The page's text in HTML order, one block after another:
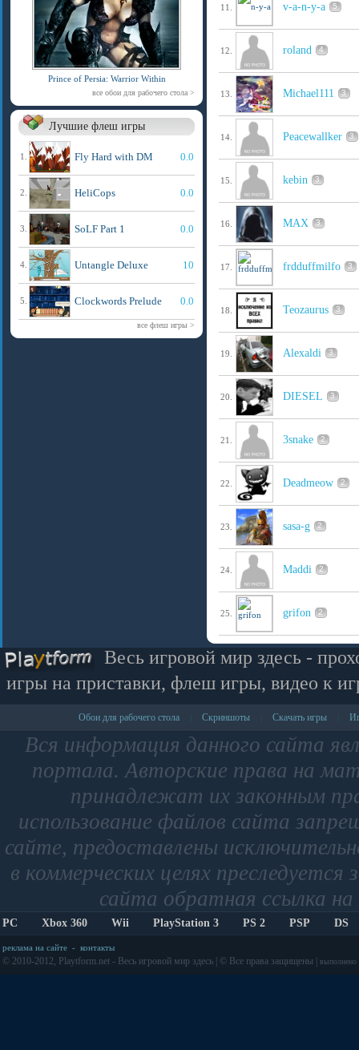
Prince of Persia: Warrior Within
все обои для рабочего стола >
Лучшие флеш игры
1. Fly Hard with DM 0.0
2. HeliCops 0.0
3. SoLF Part 1 0.0
4. Untangle Deluxe 10
5. Clockwords Prelude 0.0
все флеш игры >
11. v-a-n-y-a 5
12. roland 4
13. Michael111 3
14. Peacewallker 3
15. kebin 3
16. MAX 3
17. frdduffmilfo 3
18. Teozaurus 3
19. Alexaldi 3
20. DIESEL 3
21. 3snake 2
22. Deadmeow 2
23. sasa-g 2
24. Maddi 2
25. grifon 2
Весь игровой мир здесь -
игры на приставки, флеш игры, видео к
Обои для рабочего стола Скриншоты Скачать игры
Вся информация данного сайта
портала. Авторские права на
принадлежат их законным
использование файлов сайта
сайте, предоставлены
в коммерческих целях
сайта обратная ссылка
PC Xbox 360 Wii PlayStation 3 PS 2 PSP DS
реклама на сайте - контакты
© 2010-2012, Playtform.net - Весь игровой мир здесь | © Все права защищены | выполнено